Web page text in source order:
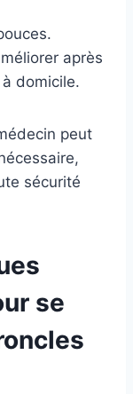
après
domicile.
peut
sécurité
se